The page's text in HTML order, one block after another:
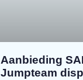
Aanbieding
Jumpteam